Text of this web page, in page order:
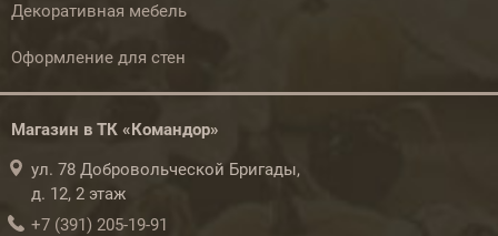
Декоративная мебель
Оформление для стен
Магазин в ТК «Командор»
ул. 78 Добровольческой Бригады,
д. 12, 2 этаж
+7 (391) 205-19-91